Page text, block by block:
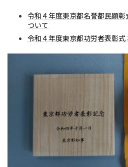
令和４年度東京都名誉都民顕
ついて
令和４年度東京都功労者表彰式